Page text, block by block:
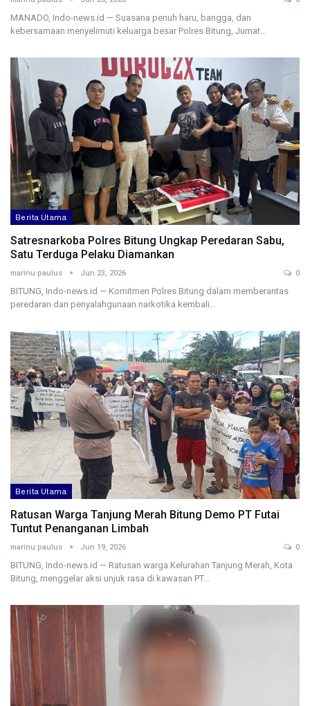
MANADO, Indo-news.id — Suasana penuh haru, bangga, dan
kebersamaan menyelimuti keluarga besar Polres Bitung, Jumat…
Berita Utama
Satresnarkoba Polres Bitung Ungkap Peredaran Sabu,
Satu Terduga Pelaku Diamankan
marinu paulus Jun 23, 2026 0
BITUNG, Indo-news.id — Komitmen Polres Bitung dalam memberantas
peredaran dan penyalahgunaan narkotika kembali…
Berita Utama
Ratusan Warga Tanjung Merah Bitung Demo PT Futai
Tuntut Penanganan Limbah
marinu paulus Jun 19, 2026 0
BITUNG, Indo-news.id — Ratusan warga Kelurahan Tanjung Merah, Kota
Bitung, menggelar aksi unjuk rasa di kawasan PT…